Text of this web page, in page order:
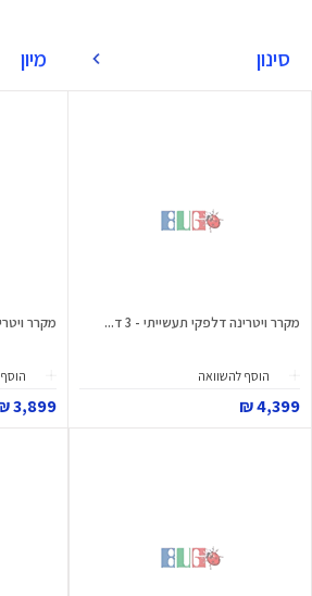
סינון מיון
מקרר ויטרינה דלפקי תעשייתי - 3 ד...
הוסף להשוואה
4,399 ₪
מקרר
3,899 ₪